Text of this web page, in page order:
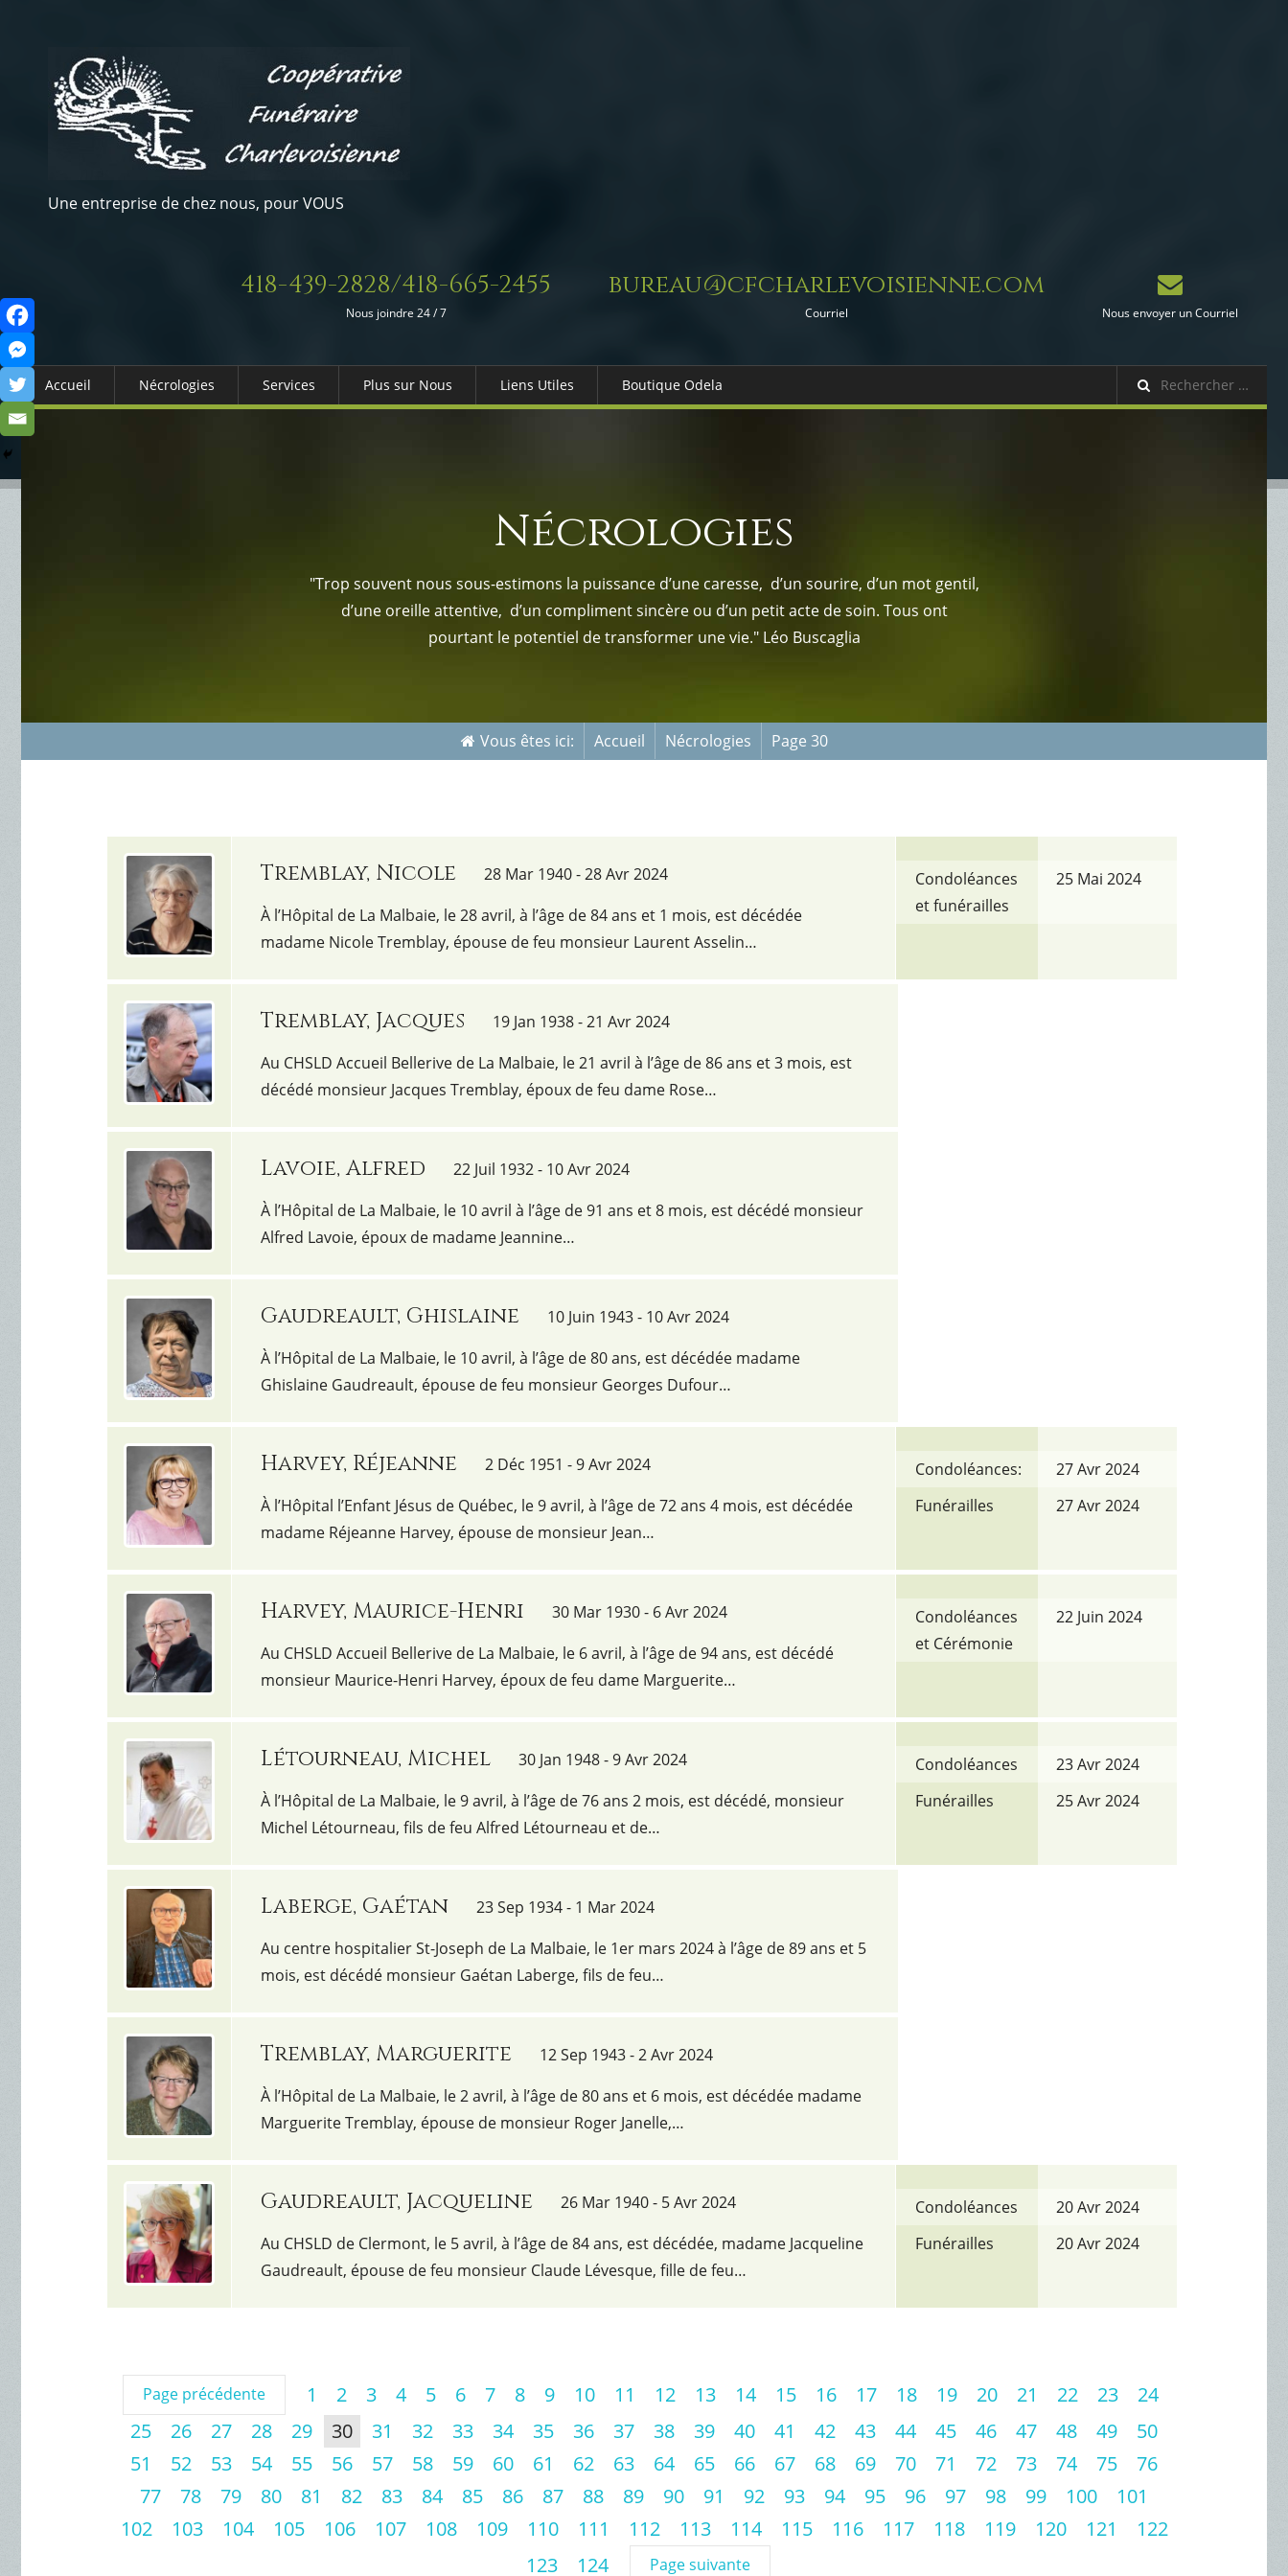
Une entreprise de chez nous, pour VOUS
418-439-2828/418-665-2455
Nous joindre 24 / 7
bureau@cfcharlevoisienne.com
Courriel Nous envoyer un Courriel
Accueil Nécrologies Services Plus sur Nous Liens Utiles
Fleuristes
Boutique Odela
Nécrologies
"Trop souvent nous sous-estimons la puissance d’une caresse, d’un sourire, d’un mot gentil,
d’une oreille attentive, d’un compliment sincère ou d’un petit acte de soin. Tous ont
pourtant le potentiel de transformer une vie." Léo Buscaglia
Vous êtes ici: Accueil Nécrologies Page 30
Tremblay, Nicole
28 Mar 1940 - 28 Avr 2024
À l’Hôpital de La Malbaie, le 28 avril, à l’âge de 84 ans et 1 mois, est décédée
madame Nicole Tremblay, épouse de feu monsieur Laurent Asselin…
Condoléances
et funérailles
25 Mai 2024
Tremblay, Jacques
19 Jan 1938 - 21 Avr 2024
Au CHSLD Accueil Bellerive de La Malbaie, le 21 avril à l’âge de 86 ans et 3 mois, est
décédé monsieur Jacques Tremblay, époux de feu dame Rose…
Lavoie, Alfred
22 Juil 1932 - 10 Avr 2024
À l’Hôpital de La Malbaie, le 10 avril à l’âge de 91 ans et 8 mois, est décédé monsieur
Alfred Lavoie, époux de madame Jeannine…
Gaudreault, Ghislaine
10 Juin 1943 - 10 Avr 2024
À l’Hôpital de La Malbaie, le 10 avril, à l’âge de 80 ans, est décédée madame
Ghislaine Gaudreault, épouse de feu monsieur Georges Dufour…
Harvey, Réjeanne
2 Déc 1951 - 9 Avr 2024
À l’Hôpital l’Enfant Jésus de Québec, le 9 avril, à l’âge de 72 ans 4 mois, est décédée
madame Réjeanne Harvey, épouse de monsieur Jean…
Condoléances:
27 Avr 2024
Funérailles
27 Avr 2024
Harvey, Maurice-Henri
30 Mar 1930 - 6 Avr 2024
Au CHSLD Accueil Bellerive de La Malbaie, le 6 avril, à l’âge de 94 ans, est décédé
monsieur Maurice-Henri Harvey, époux de feu dame Marguerite…
Condoléances
et Cérémonie
22 Juin 2024
Létourneau, Michel
30 Jan 1948 - 9 Avr 2024
À l’Hôpital de La Malbaie, le 9 avril, à l’âge de 76 ans 2 mois, est décédé, monsieur
Michel Létourneau, fils de feu Alfred Létourneau et de…
Condoléances
23 Avr 2024
Funérailles
25 Avr 2024
Laberge, Gaétan
23 Sep 1934 - 1 Mar 2024
Au centre hospitalier St-Joseph de La Malbaie, le 1er mars 2024 à l’âge de 89 ans et 5
mois, est décédé monsieur Gaétan Laberge, fils de feu…
Tremblay, Marguerite
12 Sep 1943 - 2 Avr 2024
À l’Hôpital de La Malbaie, le 2 avril, à l’âge de 80 ans et 6 mois, est décédée madame
Marguerite Tremblay, épouse de monsieur Roger Janelle,…
Gaudreault, Jacqueline
26 Mar 1940 - 5 Avr 2024
Au CHSLD de Clermont, le 5 avril, à l’âge de 84 ans, est décédée, madame Jacqueline
Gaudreault, épouse de feu monsieur Claude Lévesque, fille de feu…
Condoléances
20 Avr 2024
Funérailles
20 Avr 2024
Page précédente 1 2 3 4 5 6 7 8 9 10 11 12 13 14 15 16 17 18 19 20 21 22 23
24
25
26 27 28 29 30 31 32 33 34 35 36 37 38 39 40 41 42 43 44 45 46 47 48 49
50
51
52 53 54 55 56 57 58 59 60 61 62 63 64 65 66 67 68 69 70 71 72 73 74 75
76
77
78 79 80 81 82 83 84 85 86 87 88 89 90 91 92 93 94 95 96 97 98 99 100
101
102
103 104 105 106 107 108 109 110 111 112 113 114 115 116 117 118 119 120 121
122
123
124 Page suivante